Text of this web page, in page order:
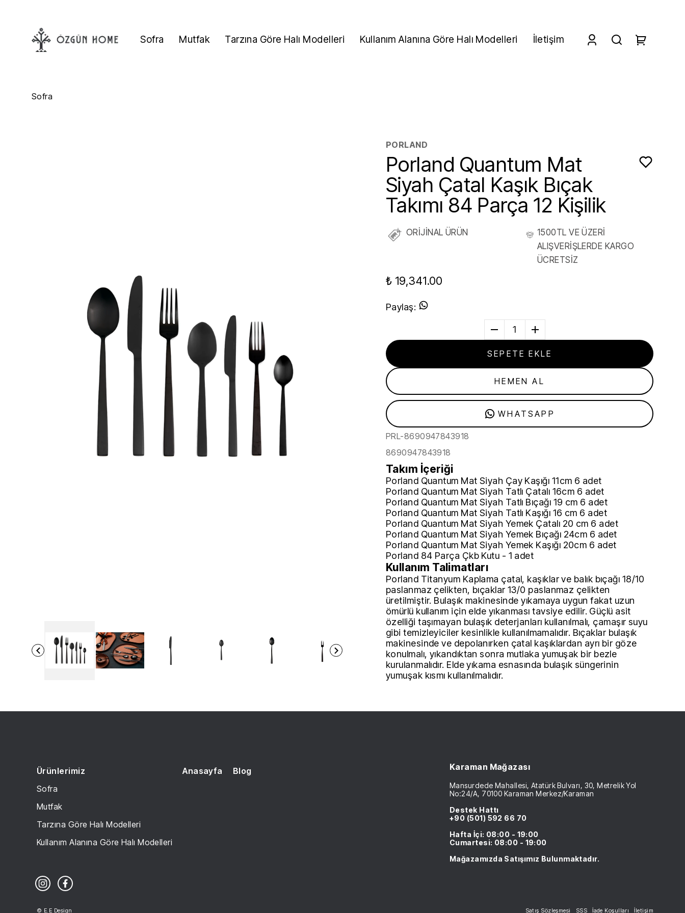
Sofra Mutfak Tarzına Göre Halı Modelleri Kullanım Alanına Göre Halı Modelleri İletişim
Sofra
PORLAND
Porland Quantum Mat
Siyah Çatal Kaşık Bıçak
Takımı 84 Parça 12 Kişilik
ORİJİNAL ÜRÜN
1500TL VE ÜZERİ
ALIŞVERİŞLERDE KARGO
ÜCRETSİZ
₺ 19,341.00
Paylaş:
1
SEPETE EKLE
HEMEN AL
WHATSAPP
PRL-8690947843918
8690947843918
Takım İçeriği
Porland Quantum Mat Siyah Çay Kaşığı 11cm 6 adet
Porland Quantum Mat Siyah Tatlı Çatalı 16cm 6 adet
Porland Quantum Mat Siyah Tatlı Bıçağı 19 cm 6 adet
Porland Quantum Mat Siyah Tatlı Kaşığı 16 cm 6 adet
Porland Quantum Mat Siyah Yemek Çatalı 20 cm 6 adet
Porland Quantum Mat Siyah Yemek Bıçağı 24cm 6 adet
Porland Quantum Mat Siyah Yemek Kaşığı 20cm 6 adet
Porland 84 Parça Çkb Kutu - 1 adet
Kullanım Talimatları
Porland Titanyum Kaplama çatal, kaşıklar ve balık bıçağı 18/10
paslanmaz çelikten, bıçaklar 13/0 paslanmaz çelikten
üretilmiştir. Bulaşık makinesinde yıkamaya uygun fakat uzun
ömürlü kullanım için elde yıkanması tavsiye edilir. Güçlü asit
özelliği taşımayan bulaşık deterjanları kullanılmalı, çamaşır suyu
gibi temizleyiciler kesinlikle kullanılmamalıdır. Bıçaklar bulaşık
makinesinde ve depolanırken çatal kaşıklardan ayrı bir göze
konulmalı, yıkandıktan sonra mutlaka yumuşak bir bezle
kurulanmalıdır. Elde yıkama esnasında bulaşık süngerinin
yumuşak kısmı kullanılmalıdır.
Ürünlerimiz
Sofra
Mutfak
Tarzına Göre Halı Modelleri
Kullanım Alanına Göre Halı Modelleri
Anasayfa Blog Karaman Mağazası
Mansurdede Mahallesi, Atatürk Bulvarı, 30, Metrelik Yol
No:24/A, 70100 Karaman Merkez/Karaman
Destek Hattı
+90 (501) 592 66 70
Hafta İçi: 08:00 - 19:00
Cumartesi: 08:00 - 19:00
Mağazamızda Satışımız Bulunmaktadır.
© E.E Design Satış Sözleşmesi SSS İade Koşulları İletişim